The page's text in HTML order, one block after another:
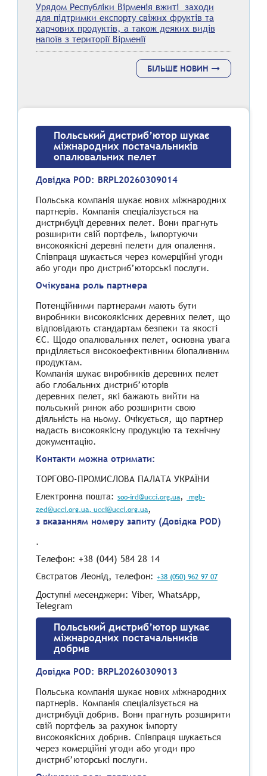
Урядом Республіки Вірменія вжиті заходи
для підтримки експорту свіжих фруктів та
харчових продуктів, а також деяких видів
напоїв з території Вірменії
БІЛЬШЕ НОВИН
Польський дистриб’ютор шукає
міжнародних постачальників
опалювальних пелет
Довідка POD: BRPL20260309014
Польська компанія шукає нових міжнародних
партнерів. Компанія спеціалізується на
дистрибуції деревних пелет. Вони прагнуть
розширити свій портфель, імпортуючи
високоякісні деревні пелети для опалення.
Співпраця шукається через комерційні угоди
або угоди про дистриб’юторські послуги.
Очікувана роль партнера
Потенційними партнерами мають бути
виробники високоякісних деревних пелет, що
відповідають стандартам безпеки та якості
ЄС. Щодо опалювальних пелет, основна увага
приділяється високоефективним біопаливним
продуктам.
Компанія шукає виробників деревних пелет
або глобальних дистриб’юторів
деревних пелет, які бажають вийти на
польський ринок або розширити свою
діяльність на ньому. Очікується, що партнер
надасть високоякісну продукцію та технічну
документацію.
Контакти можна отримати:
ТОРГОВО-ПРОМИСЛОВА ПАЛАТА УКРАЇНИ
Електронна пошта: soo-ird@ucci.org.ua,
mgb-
zed@ucci.org.ua, ucci@ucci.org.ua,
з вказанням номеру запиту (Довідка POD)
.
Телефон: +38 (044) 584 28 14
Євстратов Леонід, телефон: +38 (050) 962 97 07
Доступні месенджери: Viber, WhatsApp,
Telegram
Польський дистриб’ютор шукає
міжнародних постачальників
добрив
Довідка POD: BRPL20260309013
Польська компанія шукає нових міжнародних
партнерів. Компанія спеціалізується на
дистрибуції добрив. Вони прагнуть розширити
свій портфель за рахунок імпорту
високоякісних добрив. Співпраця шукається
через комерційні угоди або угоди про
дистриб’юторські послуги.